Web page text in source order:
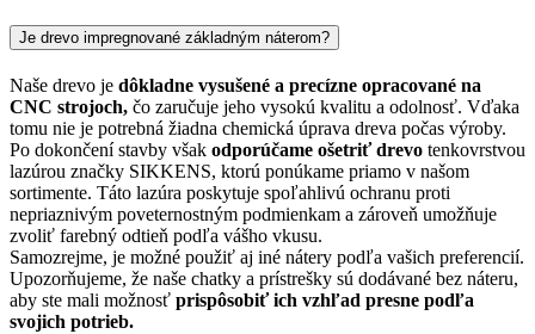
Je drevo impregnované základným náterom?
Naše drevo je dôkladne vysušené a precízne opracované na
CNC strojoch, čo zaručuje jeho vysokú kvalitu a odolnosť. Vďaka
tomu nie je potrebná žiadna chemická úprava dreva počas výroby.
Po dokončení stavby však odporúčame ošetriť drevo tenkovrstvou
lazúrou značky SIKKENS, ktorú ponúkame priamo v našom
sortimente. Táto lazúra poskytuje spoľahlivú ochranu proti
nepriaznivým poveternostným podmienkam a zároveň umožňuje
zvoliť farebný odtieň podľa vášho vkusu.
Samozrejme, je možné použiť aj iné nátery podľa vašich preferencií.
Upozorňujeme, že naše chatky a prístrešky sú dodávané bez náteru,
aby ste mali možnosť prispôsobiť ich vzhľad presne podľa
svojich potrieb.